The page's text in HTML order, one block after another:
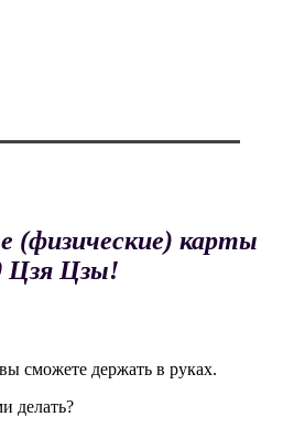
(физические) карты
Цзя Цзы!
сможете держать в руках.
делать?